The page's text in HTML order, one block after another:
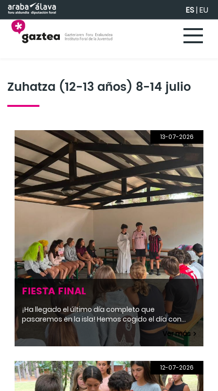
Saltar al contenido principal ES|EU
Zuhatza (12-13 años) 8-14 julio
13-07-2026
FIESTA FINAL
¡Ha llegado el último día completo que
pasaremos en la isla! Hemos cogido el día con
muchas ganas desde la mañana, y algunos de
los miembros del grupo hemos estado en Pedalo y
euskal dantzak. Mientras tanto, los demás han
hemos tenido los ensayos para que las
actuaciones de la noche sean increíbles. Y la
verdad es que nos han quedado unos bailes muy
Ver más
12-07-2026